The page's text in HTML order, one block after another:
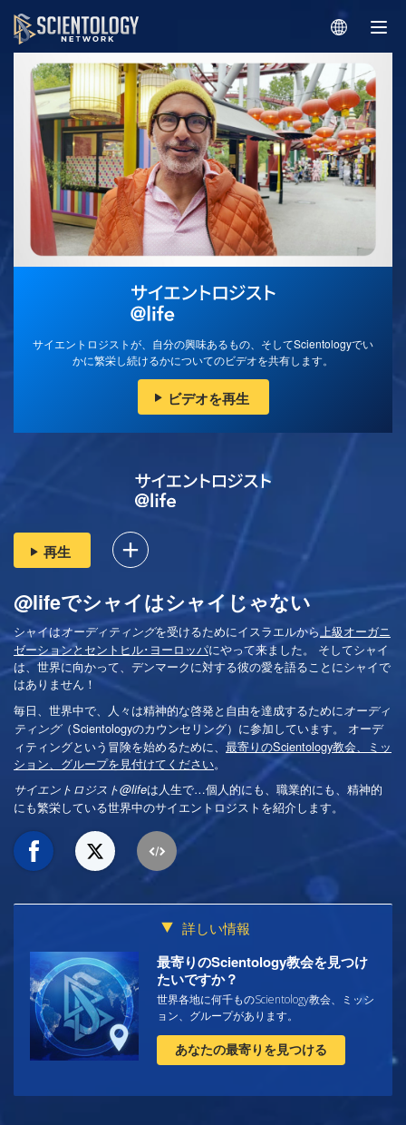
サイエントロジストが、自分の興味あるもの、そしてScientologyでい
かに繁栄し続けるかについてのビデオを共有します。
ビデオを再生
再生
@lifeでシャイはシャイじゃない
シャイはオーディティングを受けるためにイスラエルから上級オーガニ
ゼーションとセントヒル･ヨーロッパにやって来ました。 そしてシャイ
は、世界に向かって、デンマークに対する彼の愛を語ることにシャイで
はありません！
毎日、世界中で、人々は精神的な啓発と自由を達成するためにオーディ
ティング（Scientologyのカウンセリング）に参加しています。 オーデ
ィティングという冒険を始めるために、 最寄りのScientology教会、ミッ
ション、グループを見付けてください。
サイエントロジスト@lifeは人生で…個人的にも、 職業的にも、精神的
にも繁栄している世界中のサイエントロジストを紹介します。
詳しい情報
最寄りのScientology教会を見つけ
たいですか？
世界各地に何千ものScientology教会、ミッシ
ョン、グループがあります。
あなたの最寄りを見つける